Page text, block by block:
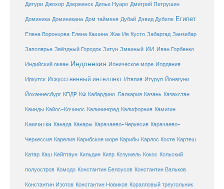
Дитури Джохор Дзержинск Дилье Нуаро Дмитрий Петрушин
Доминика Доминикана Дом тайменя Дубай Дэвид Дубиле Египет
Елена Воронцова Елена Кашина Жак Ив Кусто Забаргад Занзибар
Заполярье Звёздный Городок Зитун Змеиный ИИ Иван Горбенко
Индийский океан Индонезия Ионическое море Иордания
Иркутск Искусственный интеллект Италия Итуруп Йонагуни
Йоханнесбург КПДР КФ Кабардино-Балкария Казань Казахстан
Каинды Кайос-Кочинос Калининград Калифорния Камигин
Камчатка Канада Канары Карачаево-Черкесия Карачаево-
Черкессия Карелия Карибское море Карибы Карлос Косте Картеш
Катар Каш Кейптаун Кильдин Кипр Козумель Кокос Кольский
полуостров Комодо Константин Белоусов Константин Вальков
Константин Изотов Константин Новиков Коралловый треугольник